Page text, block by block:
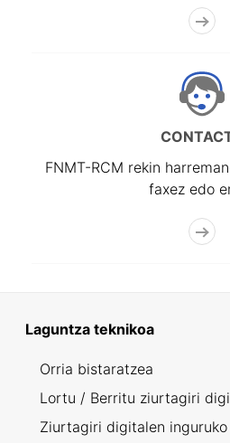
FNMT-RCM rekin
faxez edo
Laguntza teknikoa
Orria bistaratzea
Lortu / Berritu ziurtagiri
Ziurtagiri digitalen